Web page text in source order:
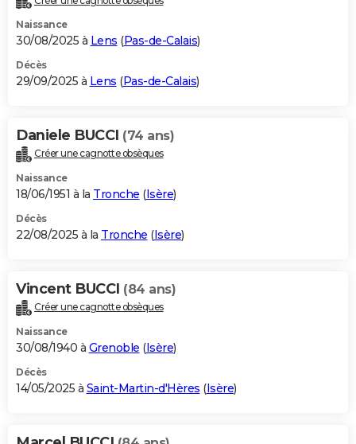
Naissance
30/08/2025 à Lens (Pas-de-Calais)
Décès
29/09/2025 à Lens (Pas-de-Calais)
Daniele BUCCI (74 ans)
Créer une cagnotte obsèques
Naissance
18/06/1951 à la Tronche (Isère)
Décès
22/08/2025 à la Tronche (Isère)
Vincent BUCCI (84 ans)
Créer une cagnotte obsèques
Naissance
30/08/1940 à Grenoble (Isère)
Décès
14/05/2025 à Saint-Martin-d'Hères (Isère)